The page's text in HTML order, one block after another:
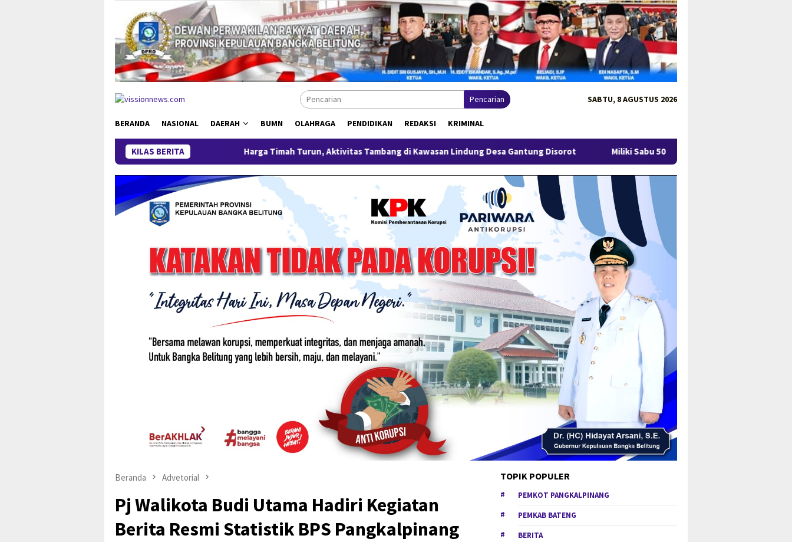
konten
Pencarian SABTU, 8 AGUSTUS 2026
BERANDA NASIONAL DAERAH BUMN OLAHRAGA PENDIDIKAN REDAKSI KRIMINAL
KILAS BERITAHarga Timah Turun, Aktivitas Tambang di Kawasan Lindung Desa Gantung Disorot Miliki Sabu 50 Gram, IRT di Pangkalpinang Ditangkap
Beranda Advetorial
Pj Walikota Budi Utama Hadiri Kegiatan
Berita Resmi Statistik BPS Pangkalpinang
TOPIK POPULER
PEMKOT PANGKALPINANG
PEMKAB BATENG
BERITA